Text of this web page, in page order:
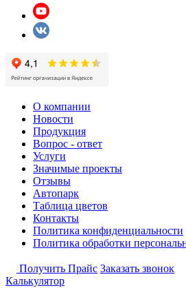
О компании
Новости
Продукция
Вопрос - ответ
Услуги
Значимые проекты
Отзывы
Автопарк
Таблица цветов
Контакты
Политика конфиденциальности
Политика обработки
Получить Прайс Заказать звонок
Калькулятор